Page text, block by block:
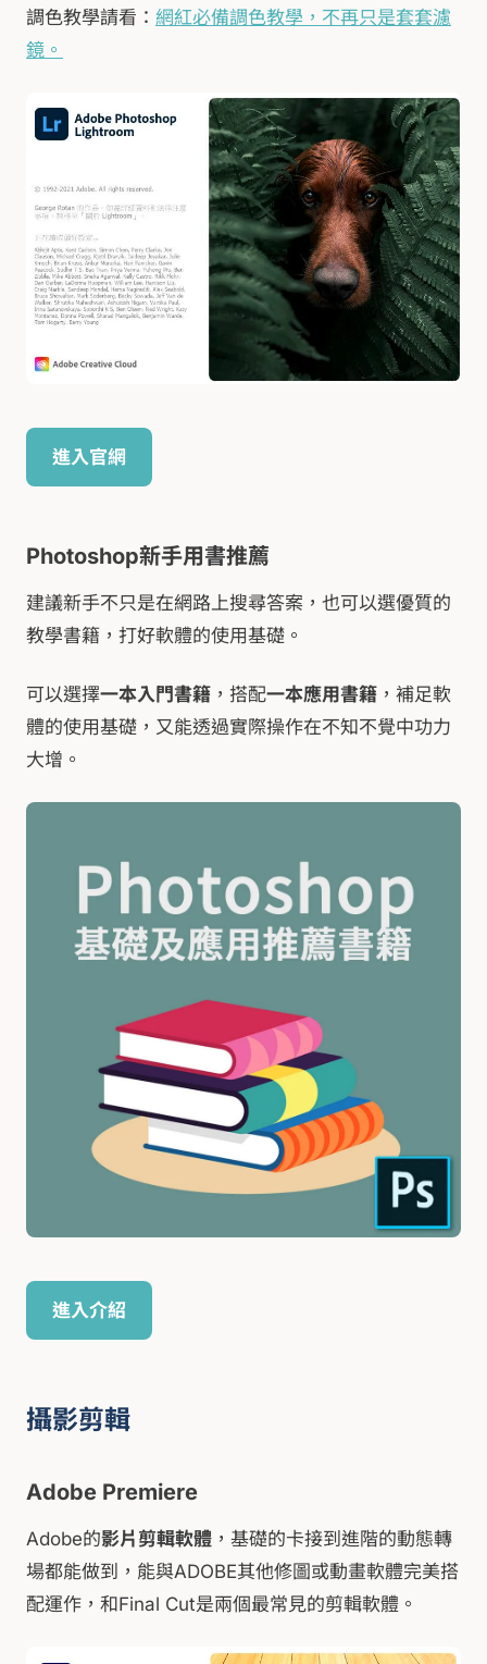
調色教學請看： 網紅必備調色教學，不再只是套套濾
鏡。
進入官網
Photoshop新手用書推薦
建議新手不只是在網路上搜尋答案，也可以選優質的
教學書籍，打好軟體的使用基礎。
可以選擇一本入門書籍 ，搭配一本應用書籍 ，補足軟
體的使用基礎，又能透過實際操作在不知不覺中功力
大增。
進入介紹
攝影剪輯
Adobe Premiere
Adobe的影片剪輯軟體 ，基礎的卡接到進階的動態轉
場都能做到，能與ADOBE其他修圖或動畫軟體完美搭
配運作，和Final Cut是兩個最常見的剪輯軟體。